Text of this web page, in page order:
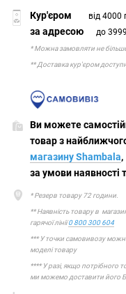
Кур'єром від 4000
за адресою до
* Можна замовляти не більше
** Доставка кур'єром
Ви можете
товар з
магазину Shambala,
за умови наявності
* Резерв товару 72 години.
** Наявність товару в
гарячої лінії0 800 300 604
*** У точки самовивозу
моделі товару
**** У разі, якщо потрібного
ми можемо доставити його